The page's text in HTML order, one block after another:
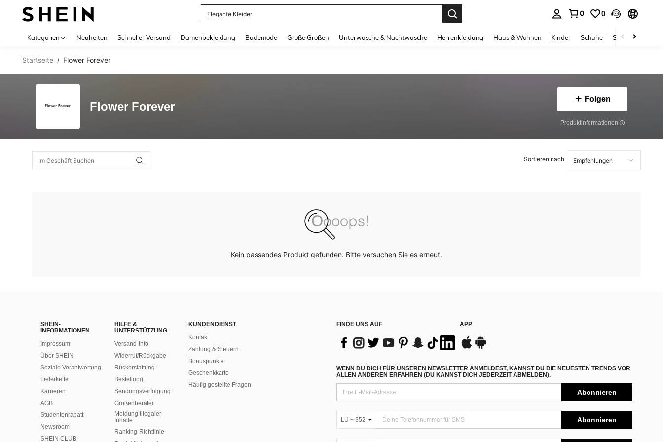
Elegante Kleider
0 0
Kategorien Neuheiten Schneller Versand Damenbekleidung Bademode Große Größen Unterwäsche & Nachtwäsche Herrenkleidung Haus & Wohnen Kinder Schuhe Schmuck &
Startseite / Flower Forever
Flower Forever
Folgen
Produktinformationen
Sortieren nach
Kein passendes Produkt gefunden. Bitte versuchen Sie es erneut.
SHEIN-
INFORMATIONEN
Impressum
Über SHEIN
Soziale Verantwortung
Lieferkette
Karrieren
AGB
Studentenrabatt
Newsroom
SHEIN CLUB
HILFE &
UNTERSTÜTZUNG
Versand-Info
Widerruf/Rückgabe
Rückerstattung
Bestellung
Sendungsverfolgung
Größenberater
Meldung illegaler
Inhalte
Ranking-Richtlinie
KUNDENDIENST
Kontakt
Zahlung & Steuern
Bonuspunkte
Geschenkkarte
Häufig gestellte Fragen
FINDE UNS AUF APP
WENN DU DICH FÜR UNSEREN NEWSLETTER ANMELDEST, KANNST DU DIE NEUESTEN TRENDS VOR
ALLEN ANDEREN ERFAHREN (DU KANNST DICH JEDERZEIT ABMELDEN).
Abonnieren
LU + 352 Abonnieren